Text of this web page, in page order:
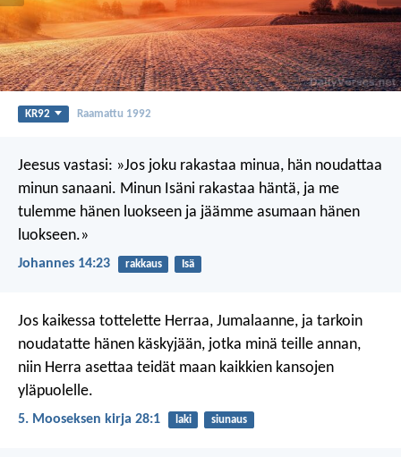
KR92 Raamattu 1992
Jeesus vastasi: »Jos joku rakastaa minua, hän noudattaa
minun sanaani. Minun Isäni rakastaa häntä, ja me
tulemme hänen luokseen ja jäämme asumaan hänen
luokseen.»
Johannes 14:23 rakkaus Isä
Jos kaikessa tottelette Herraa, Jumalaanne, ja tarkoin
noudatatte hänen käskyjään, jotka minä teille annan,
niin Herra asettaa teidät maan kaikkien kansojen
yläpuolelle.
5. Mooseksen kirja 28:1 laki siunaus